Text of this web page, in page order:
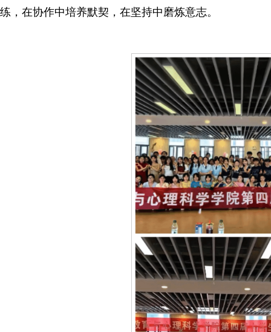
练，在协作中培养默契，在坚持中磨炼意志。